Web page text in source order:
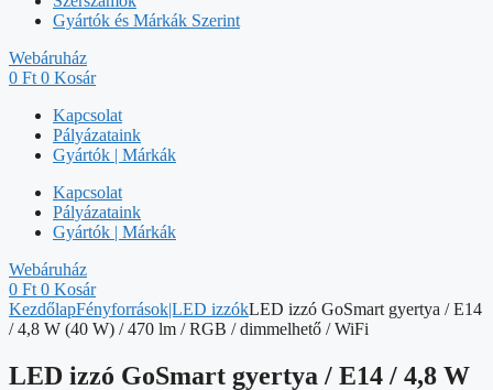
Gyártók és Márkák Szerint
Webáruház
0 Ft 0 Kosár
Kapcsolat
Pályázataink
Gyártók | Márkák
Kapcsolat
Pályázataink
Gyártók | Márkák
Webáruház
0 Ft 0 Kosár
KezdőlapFényforrások|LED izzókLED izzó GoSmart gyertya / E14
/ 4,8 W (40 W) / 470 lm / RGB / dimmelhető / WiFi
LED izzó GoSmart gyertya / E14 / 4,8 W